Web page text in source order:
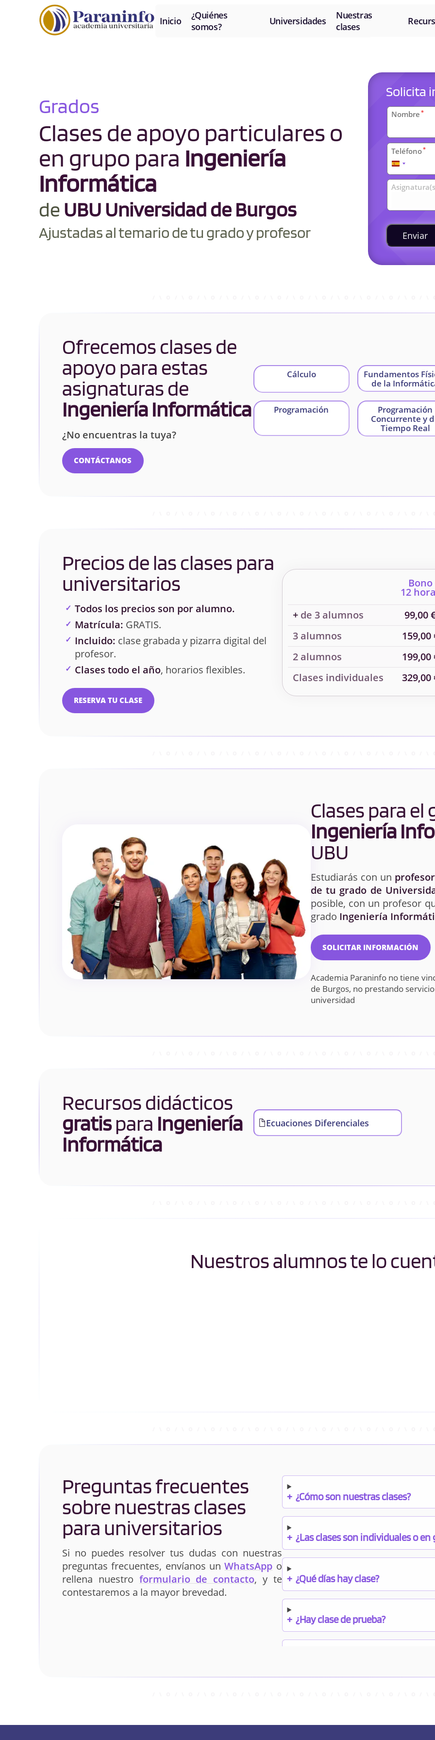
Inicio
¿Quiénes
somos?
Universidades
Nuestras
clases
Grados
Clases de apoyo particulares o
en grupo para Ingeniería
Informática
de UBU Universidad de Burgos
Ajustadas al temario de tu grado y profesor
Solicita
Datos
Nombre *
Teléfono*
España
+34
Clases
Enviar
Ofrecemos clases de
apoyo para estas
asignaturas de
Ingeniería Informática
¿No encuentras la tuya?
CONTÁCTANOS
Cálculo
Fundamentos
de la
Programación
Programación
Concurrente y
Tiempo Real
Precios de las clases para
universitarios
Todos los precios son por alumno.
Matrícula: GRATIS.
Incluido: clase grabada y pizarra digital del
profesor.
Clases todo el año, horarios flexibles.
RESERVA TU CLASE
Bono
12
+de 3 alumnos
99,00
3 alumnos
159,00
2 alumnos
199,00
Clases individuales
329,00
Clases para el
Ingeniería
UBU
Estudiarás con un
de tu grado de
posible, con un profesor
grado Ingeniería
SOLICITAR INFORMACIÓN
Academia Paraninfo no tiene
de Burgos, no prestando
universidad
Recursos didácticos
gratispara Ingeniería
Informática
Ecuaciones Diferenciales
Nuestros alumnos te lo
Preguntas frecuentes
sobre nuestras clases
para universitarios
Si no puedes resolver tus dudas con nuestras
preguntas frecuentes, envíanos unWhatsApp o
rellena nuestro formulario de contacto, y te
contestaremos a la mayor brevedad.
+ ¿Cómo son nuestras clases?
+ ¿Las clases son individuales o en
+ ¿Qué días hay clase?
+ ¿Hay clase de prueba?